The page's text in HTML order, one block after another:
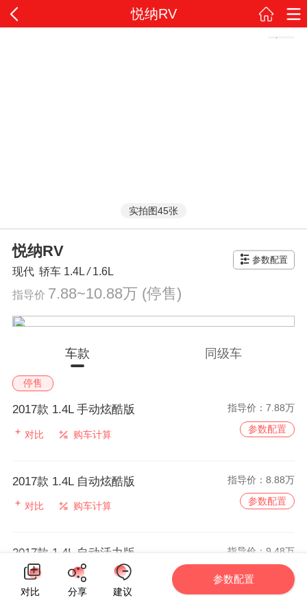
悦纳RV
实拍图45张
悦纳RV
现代 轿车 1.4L/1.6L
参数配置
指导价 7.88~10.88万 (停售)
车款 同级车
停售
2017款 1.4L 手动炫酷版 指导价：7.88万
对比 购车计算 参数配置
2017款 1.4L 自动炫酷版 指导价：8.88万
对比 购车计算 参数配置
2017款 1.4L 自动活力版 指导价：9.48万
对比 购车计算
参数配置
对比
分享 建议
参数配置